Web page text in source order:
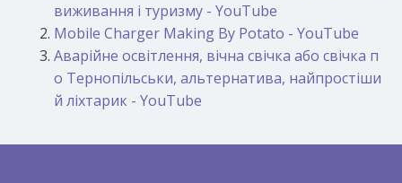
виживання і туризму - YouTube
Mobile Charger Making By Potato - YouTube
Аварійне освітлення, вічна свічка або свічка п
о Тернопільськи, альтернатива, найпростіши
й ліхтарик - YouTube